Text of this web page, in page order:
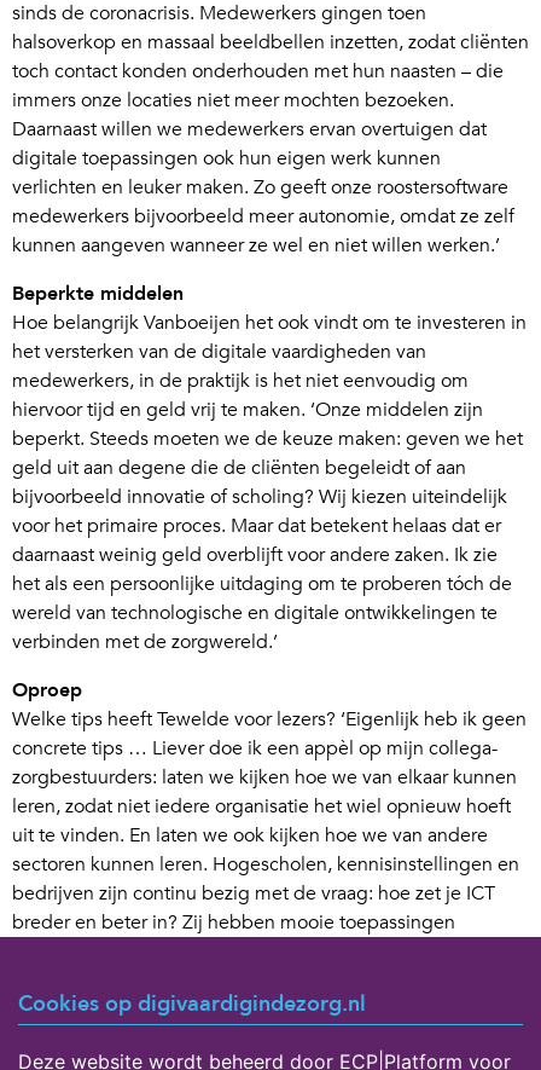
sinds de coronacrisis. Medewerkers gingen toen
halsoverkop en massaal beeldbellen inzetten, zodat cliënten
toch contact konden onderhouden met hun naasten – die
immers onze locaties niet meer mochten bezoeken.
Daarnaast willen we medewerkers ervan overtuigen dat
digitale toepassingen ook hun eigen werk kunnen
verlichten en leuker maken. Zo geeft onze roostersoftware
medewerkers bijvoorbeeld meer autonomie, omdat ze zelf
kunnen aangeven wanneer ze wel en niet willen werken.’
Beperkte middelen
Hoe belangrijk Vanboeijen het ook vindt om te investeren in
het versterken van de digitale vaardigheden van
medewerkers, in de praktijk is het niet eenvoudig om
hiervoor tijd en geld vrij te maken. ‘Onze middelen zijn
beperkt. Steeds moeten we de keuze maken: geven we het
geld uit aan degene die de cliënten begeleidt of aan
bijvoorbeeld innovatie of scholing? Wij kiezen uiteindelijk
voor het primaire proces. Maar dat betekent helaas dat er
daarnaast weinig geld overblijft voor andere zaken. Ik zie
het als een persoonlijke uitdaging om te proberen tóch de
wereld van technologische en digitale ontwikkelingen te
verbinden met de zorgwereld.’
Oproep
Welke tips heeft Tewelde voor lezers? ‘Eigenlijk heb ik geen
concrete tips … Liever doe ik een appèl op mijn collega-
zorgbestuurders: laten we kijken hoe we van elkaar kunnen
leren, zodat niet iedere organisatie het wiel opnieuw hoeft
uit te vinden. En laten we ook kijken hoe we van andere
sectoren kunnen leren. Hogescholen, kennisinstellingen en
bedrijven zijn continu bezig met de vraag: hoe zet je ICT
breder en beter in? Zij hebben mooie toepassingen
één vinger typen. Of denk aan geautomatiseerd
Cookies op digivaardigindezorg.nl
Deze website wordt beheerd door ECP|Platform voor